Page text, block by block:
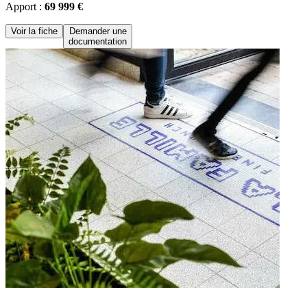
Apport : 69 999 €
Voir la fiche
Demander une
documentation